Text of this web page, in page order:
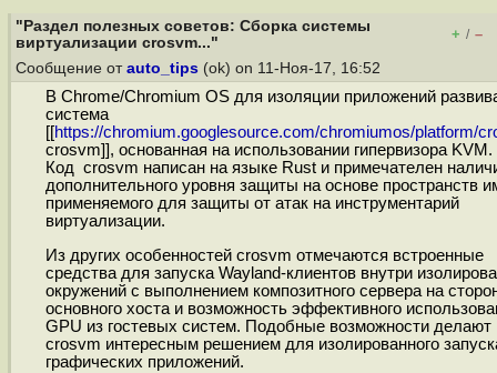
"Раздел полезных советов: Сборка системы
виртуализации crosvm..."
+ / –
Сообщение от auto_tips (ok) on 11-Ноя-17, 16:52
В Chrome/Chromium OS для изоляции приложений
система
[[https://chromium.googlesource.com/chromiumos/platform/
crosvm]], основанная на использовании гипервизора KVM.
Код crosvm написан на языке Rust и примечателен
дополнительного уровня защиты на основе пространств
применяемого для защиты от атак на инструментарий
виртуализации.
Из других особенностей crosvm отмечаются встроенные
средства для запуска Wayland-клиентов внутри
окружений с выполнением композитного сервера на
основного хоста и возможность эффективного
GPU из гостевых систем. Подобные возможности делают
crosvm интересным решением для изолированного
графических приложений.